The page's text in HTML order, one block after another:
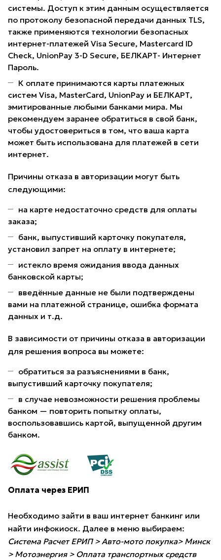
системы. Доступ к этим данным осуществляется
по протоколу безопасной передачи данных TLS,
также применяются технологии безопасных
интернет-платежей Visa Secure, Mastercard ID
Check, UnionPay 3-D Secure, БЕЛКАРТ- Интернет
Пароль.
К оплате принимаются карты платежных
систем Visa, MasterCard, UnionPay и БЕЛКАРТ,
эмитированные любыми банками мира. Мы
рекомендуем заранее обратиться в свой банк,
чтобы удостовериться в том, что ваша карта
может быть использована для платежей в сети
интернет.
Причины отказа в авторизации могут быть
следующими:
на карте недостаточно средств для оплаты
заказа;
банк, выпустивший карточку покупателя,
установил запрет на оплату в интернете;
истекло время ожидания ввода данных
банковской карты;
введённые данные не были подтверждены
вами на платежной странице, ошибка формата
данных и т.д.
В зависимости от причины отказа в авторизации
для решения вопроса вы можете:
обратиться за разъяснениями в банк,
выпустивший карточку покупателя;
в случае невозможности решения проблемы
банком — повторить попытку оплаты,
воспользовавшись картой, выпущенной другим
банком.
Оплата через ЕРИП
Необходимо зайти в ваш интернет банкинг или
найти инфокиоск. Далее в меню выбираем:
Система Расчет ЕРИП > Авто-мото покупка> Минск
> Мотоэнергия > Оплата транспортных средств